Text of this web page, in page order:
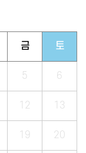
금 토
5 6
12 13
19 20